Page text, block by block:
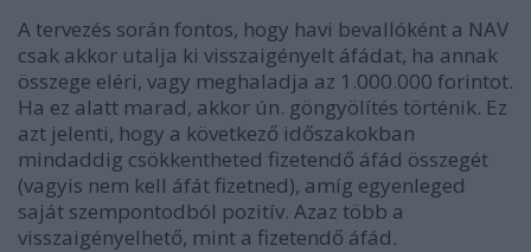
A tervezés során fontos, hogy havi bevallóként a NAV
csak akkor utalja ki visszaigényelt áfádat, ha annak
összege eléri, vagy meghaladja az 1.000.000 forintot.
Ha ez alatt marad, akkor ún. göngyölítés történik. Ez
azt jelenti, hogy a következő időszakokban
mindaddig csökkentheted fizetendő áfád összegét
(vagyis nem kell áfát fizetned), amíg egyenleged
saját szempontodból pozitív. Azaz több a
visszaigényelhető, mint a fizetendő áfád.